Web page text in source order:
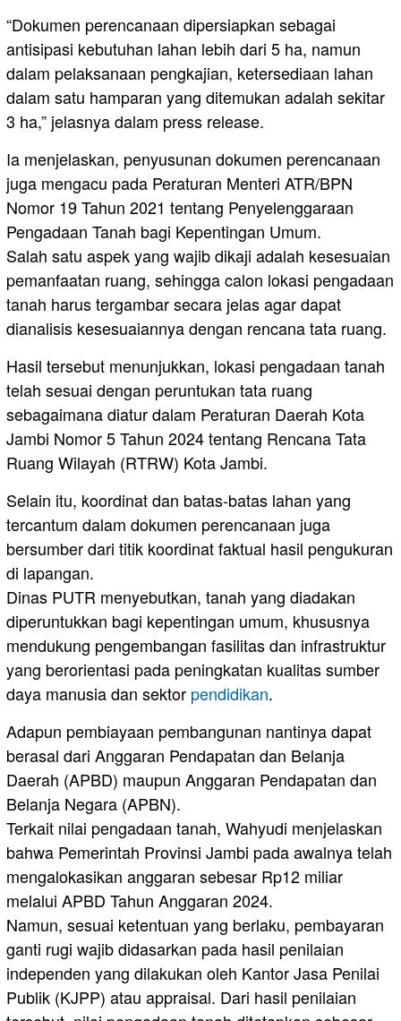
“Dokumen perencanaan dipersiapkan sebagai
antisipasi kebutuhan lahan lebih dari 5 ha, namun
dalam pelaksanaan pengkajian, ketersediaan lahan
dalam satu hamparan yang ditemukan adalah sekitar
3 ha,” jelasnya dalam press release.
Ia menjelaskan, penyusunan dokumen perencanaan
juga mengacu pada Peraturan Menteri ATR/BPN
Nomor 19 Tahun 2021 tentang Penyelenggaraan
Pengadaan Tanah bagi Kepentingan Umum.
Salah satu aspek yang wajib dikaji adalah kesesuaian
pemanfaatan ruang, sehingga calon lokasi pengadaan
tanah harus tergambar secara jelas agar dapat
dianalisis kesesuaiannya dengan rencana tata ruang.
Hasil tersebut menunjukkan, lokasi pengadaan tanah
telah sesuai dengan peruntukan tata ruang
sebagaimana diatur dalam Peraturan Daerah Kota
Jambi Nomor 5 Tahun 2024 tentang Rencana Tata
Ruang Wilayah (RTRW) Kota Jambi.
Selain itu, koordinat dan batas-batas lahan yang
tercantum dalam dokumen perencanaan juga
bersumber dari titik koordinat faktual hasil pengukuran
di lapangan.
Dinas PUTR menyebutkan, tanah yang diadakan
diperuntukkan bagi kepentingan umum, khususnya
mendukung pengembangan fasilitas dan infrastruktur
yang berorientasi pada peningkatan kualitas sumber
daya manusia dan sektor pendidikan.
Adapun pembiayaan pembangunan nantinya dapat
berasal dari Anggaran Pendapatan dan Belanja
Daerah (APBD) maupun Anggaran Pendapatan dan
Belanja Negara (APBN).
Terkait nilai pengadaan tanah, Wahyudi menjelaskan
bahwa Pemerintah Provinsi Jambi pada awalnya telah
mengalokasikan anggaran sebesar Rp12 miliar
melalui APBD Tahun Anggaran 2024.
Namun, sesuai ketentuan yang berlaku, pembayaran
ganti rugi wajib didasarkan pada hasil penilaian
independen yang dilakukan oleh Kantor Jasa Penilai
Publik (KJPP) atau appraisal. Dari hasil penilaian